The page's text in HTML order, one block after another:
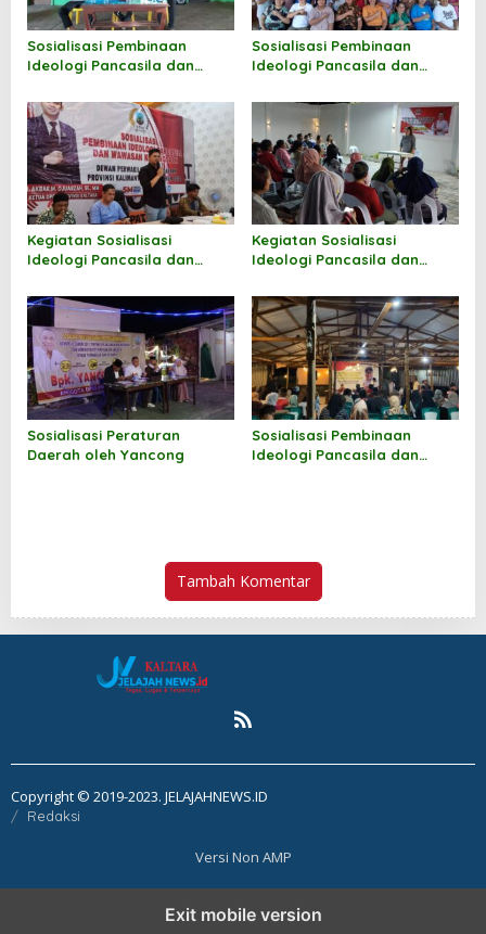
Sosialisasi Pembinaan
Ideologi Pancasila dan
Hermanus
Sosialisasi Pembinaan
Ideologi Pancasila dan
Markus Sakke
Kegiatan Sosialisasi
Ideologi Pancasila dan
Andi M Akbar
Kegiatan Sosialisasi
Ideologi Pancasila dan
Norhayati Andris
Sosialisasi Peraturan
Daerah oleh Yancong
Sosialisasi Pembinaan
Ideologi Pancasila dan
Tambah Komentar
Copyright © 2019-2023. JELAJAHNEWS.ID
Redaksi
Versi Non AMP
Exit mobile version